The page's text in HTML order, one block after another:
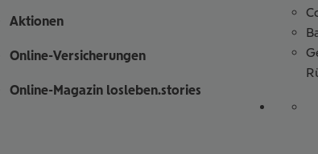
Aktionen
Online-Versicherungen
Online-Magazin losleben.stories
Folgen